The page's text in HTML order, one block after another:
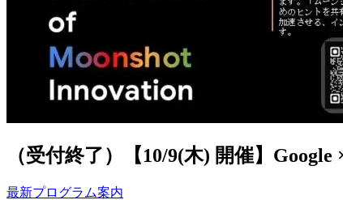
（受付終了）【10/9(木) 開催】
最新プログラム案内